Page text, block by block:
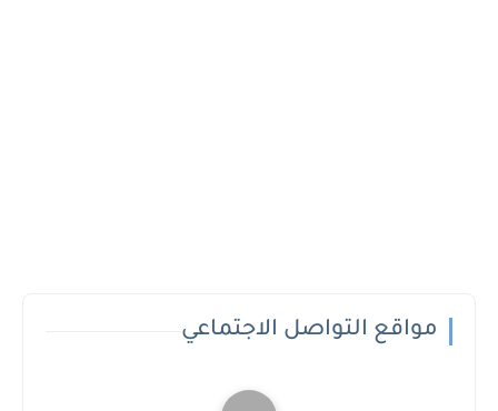
مواقع التواصل الاجتماعي